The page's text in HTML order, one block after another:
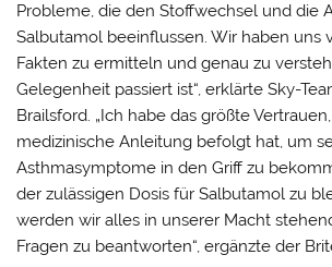
Probleme, die den Stoffwechsel und die
Salbutamol beeinflussen. Wir haben uns
Fakten zu ermitteln und genau zu
Gelegenheit passiert ist“, erklärte Sky-
Brailsford. „Ich habe das größte
medizinische Anleitung befolgt hat, um
Asthmasymptome in den Griff zu
der zulässigen Dosis für Salbutamol zu
werden wir alles in unserer Macht
Fragen zu beantworten“, ergänzte der